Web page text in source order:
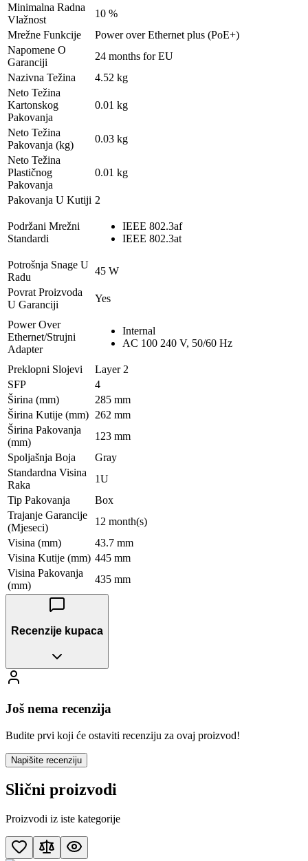
Minimalna Radna
Vlažnost
10 %
Mrežne Funkcije
Power over Ethernet plus (PoE+)
Napomene O
Garanciji
24 months for EU
Nazivna Težina
4.52 kg
Neto Težina
Kartonskog
Pakovanja
0.01 kg
Neto Težina
Pakovanja (kg)
0.03 kg
Neto Težina
Plastičnog
Pakovanja
0.01 kg
Pakovanja U Kutiji 2
Podržani Mrežni
Standardi
IEEE 802.3af
IEEE 802.3at
Potrošnja Snage U
Radu
45 W
Povrat Proizvoda
U Garanciji
Yes
Power Over
Ethernet/Strujni
Adapter
Internal
AC 100 240 V, 50/60 Hz
Preklopni Slojevi
Layer 2
SFP
4
Širina (mm)
285 mm
Širina Kutije (mm) 262 mm
Širina Pakovanja
(mm)
123 mm
Spoljašnja Boja
Gray
Standardna Visina
Raka
1U
Tip Pakovanja
Box
Trajanje Garancije
(Mjeseci)
12 month(s)
Visina (mm)
43.7 mm
Visina Kutije (mm) 445 mm
Visina Pakovanja
(mm)
435 mm
Recenzije kupaca
Još nema recenzija
Budite prvi koji će ostaviti recenziju za ovaj proizvod!
Napišite recenziju
Slični proizvodi
Proizvodi iz iste kategorije